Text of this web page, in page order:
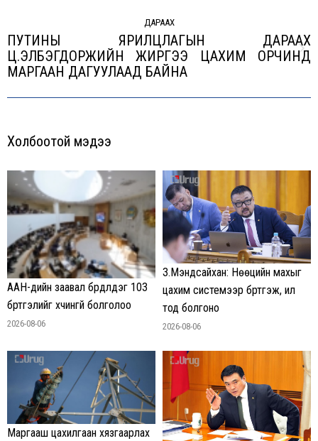
ДАРААХ
Next
post:
ПУТИНЫ ЯРИЛЦЛАГЫН ДАРААХ
Ц.ЭЛБЭГДОРЖИЙН ЖИРГЭЭ ЦАХИМ ОРЧИНД
МАРГААН ДАГУУЛААД БАЙНА
Холбоотой мэдээ
ААН-үүдийн заавал бүрдүүлдэг 103
бүртгэлийг хүчингүй болголоо
2026-08-06
З.Мэндсайхан: Нөөцийн махыг
цахим системээр бүртгэж, ил
тод болгоно
2026-08-06
Маргааш цахилгаан хязгаарлах